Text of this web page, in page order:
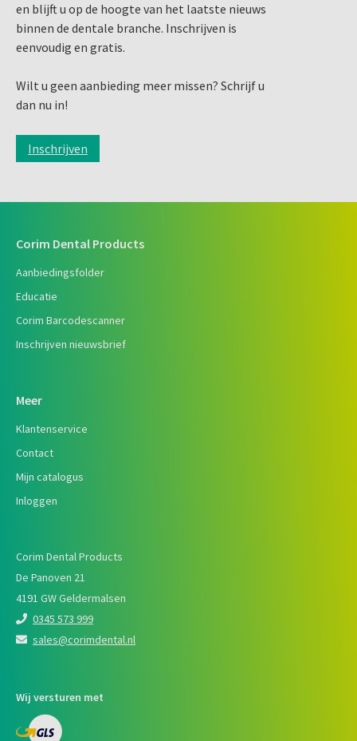
en blijft u op de hoogte van het laatste nieuws
binnen de dentale branche. Inschrijven is
eenvoudig en gratis.
Wilt u geen aanbieding meer missen? Schrijf u
dan nu in!
Inschrijven
Corim Dental Products
Aanbiedingsfolder
Educatie
Corim Barcodescanner
Inschrijven nieuwsbrief
Meer
Klantenservice
Contact
Mijn catalogus
Inloggen
Corim Dental Products
De Panoven 21
4191 GW Geldermalsen
0345 573 999
sales@corimdental.nl
Wij versturen met